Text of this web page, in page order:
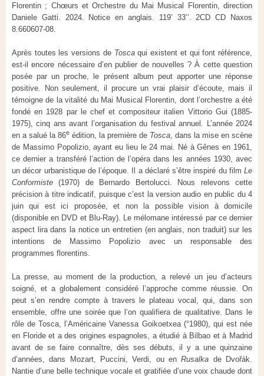
Florentin ; Chœurs et Orchestre du Mai Musical Florentin, direction
Daniele Gatti. 2024. Notice en anglais. 119’ 33’’. 2CD CD Naxos
8.660607-08.
Après toutes les versions de Toscaqui existent et qui font référence,
est-il encore nécessaire d’en publier de nouvelles ? À cette question
posée par un proche, le présent album peut apporter une réponse
positive. Non seulement, il procure un vrai plaisir d’écoute, mais il
témoigne de la vitalité du Mai Musical Florentin, dont l’orchestre a été
fondé en 1928 par le chef et compositeur italien Vittorio Gui (1885-
1975), cinq ans avant l’organisation du festival annuel. L’année 2024
en a salué la 86e édition, la première de Tosca , dans la mise en scène
de Massimo Popolizio, ayant eu lieu le 24 mai. Né à Gênes en 1961,
ce dernier a transféré l’action de l’opéra dans les années 1930, avec
un décor urbanistique de l’époque. Il a déclaré s’être inspiré du film Le
Conformiste (1970) de Bernardo Bertolucci. Nous relevons cette
précision à titre indicatif, puisque c’est la version audio en public du 4
juin qui est ici proposée, et non la possible vision à domicile
(disponible en DVD et Blu-Ray). Le mélomane intéressé par ce dernier
aspect lira dans la notice un entretien (en anglais, non traduit) sur les
intentions de Massimo Popolizio avec un responsable des
programmes florentins.
La presse, au moment de la production, a relevé un jeu d’acteurs
soigné, et a globalement considéré l’approche comme réussie. On
peut s’en rendre compte à travers le plateau vocal, qui, dans son
ensemble, offre une soirée que l’on qualifiera de qualitative. Dans le
rôle de Tosca, l’Américaine Vanessa Goikoetxea (°1980), qui est née
en Floride et a des origines espagnoles, a étudié à Bilbao et à Madrid
avant de se faire connaître, dès ses débuts, il y a une quinzaine
d’années, dans Mozart, Puccini, Verdi, ou enRusalka de Dvořák.
Nantie d’une belle technique vocale et gratifiée d’une voix chaude dont